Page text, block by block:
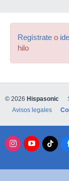
Regístrate o
hilo
© 2026 Hispasonic
Avisos legales